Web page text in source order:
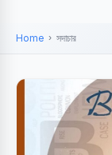
Home সদাচার